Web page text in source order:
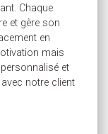
Chaque
et gère son
en
mais
et
notre client